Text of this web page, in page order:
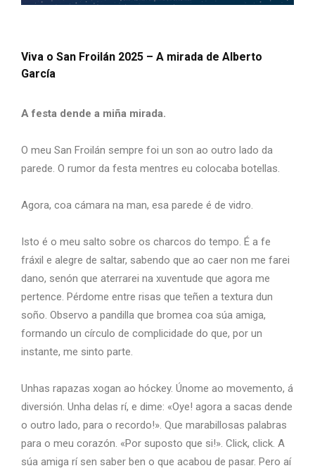
Viva o San Froilán 2025 – A mirada de Alberto
García
A festa dende a miña mirada.
O meu San Froilán sempre foi un son ao outro lado da
parede. O rumor da festa mentres eu colocaba botellas.
Agora, coa cámara na man, esa parede é de vidro.
Isto é o meu salto sobre os charcos do tempo. É a fe
fráxil e alegre de saltar, sabendo que ao caer non me farei
dano, senón que aterrarei na xuventude que agora me
pertence. Pérdome entre risas que teñen a textura dun
soño. Observo a pandilla que bromea coa súa amiga,
formando un círculo de complicidade do que, por un
instante, me sinto parte.
Unhas rapazas xogan ao hóckey. Únome ao movemento, á
diversión. Unha delas rí, e dime: «Oye! agora a sacas dende
o outro lado, para o recordo!». Que marabillosas palabras
para o meu corazón. «Por suposto que si!». Click, click. A
súa amiga rí sen saber ben o que acabou de pasar. Pero aí